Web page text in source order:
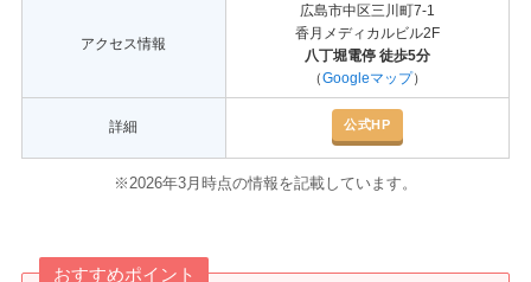
アクセス情報
広島市中区三川町7-1
香月メディカルビル2F
八丁堀電停 徒歩5分
（Googleマップ）
詳細 公式HP
※2026年3月時点の情報を記載しています。
おすすめポイント